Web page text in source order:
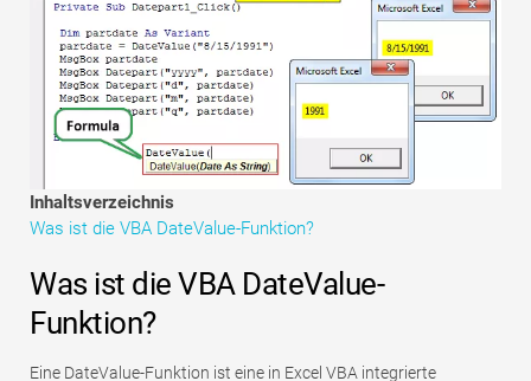
Finanzkarriere-Leitfäden
Ressourcen für die Finanzzertifizierung
Tutorials zur Finanzmodellierung
Vollständige Form
Risikomanagement-Tutorials
Inhaltsverzeichnis
Was ist die VBA DateValue-Funktion?
Was ist die VBA DateValue-
Funktion?
Eine DateValue-Funktion ist eine in Excel VBA integrierte